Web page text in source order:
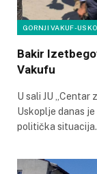
GORNJI VAKUF-
Bakir
Vakufu
U sali JU „Centar
Uskoplje danas
politička